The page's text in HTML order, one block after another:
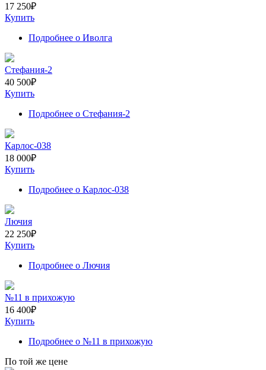
17 250₽
Купить
Подробнее о Иволга
Стефания-2
40 500₽
Купить
Подробнее о Стефания-2
Карлос-038
18 000₽
Купить
Подробнее о Карлос-038
Лючия
22 250₽
Купить
Подробнее о Лючия
№11 в прихожую
16 400₽
Купить
Подробнее о №11 в прихожую
По той же цене